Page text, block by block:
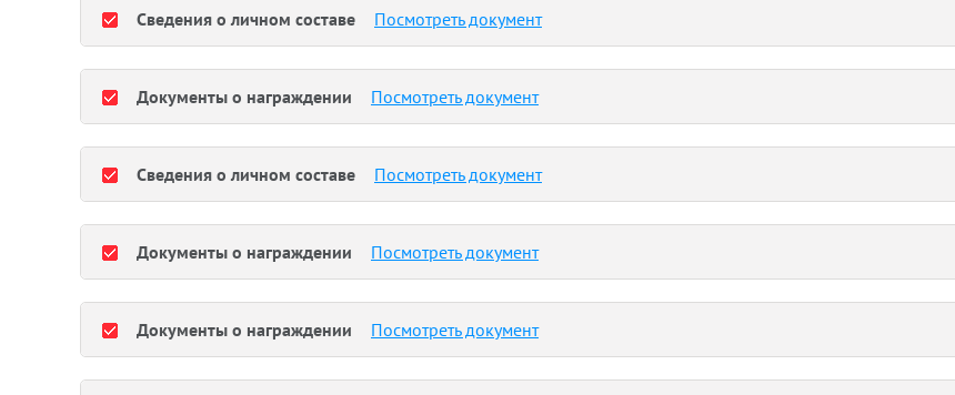
Сведения о личном составе Посмотреть документ
Документы о награждении Посмотреть документ
Сведения о личном составе Посмотреть документ
Документы о награждении Посмотреть документ
Документы о награждении Посмотреть документ